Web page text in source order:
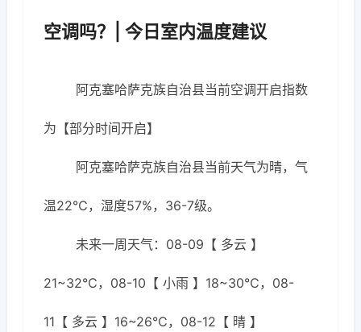
空调吗？| 今日室内温度建议
阿克塞哈萨克族自治县当前空调开启指数
为【部分时间开启】
阿克塞哈萨克族自治县当前天气为晴，气
温22℃，湿度57%，36-7级。
未来一周天气：08-09【 多云 】
21~32℃，08-10【 小雨 】18~30℃，08-
11【 多云 】16~26℃，08-12【 晴 】